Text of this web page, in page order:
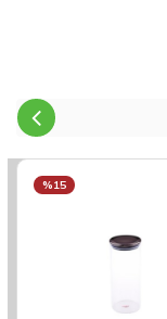
%15